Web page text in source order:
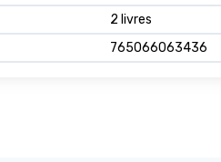
2 livres
765066063436